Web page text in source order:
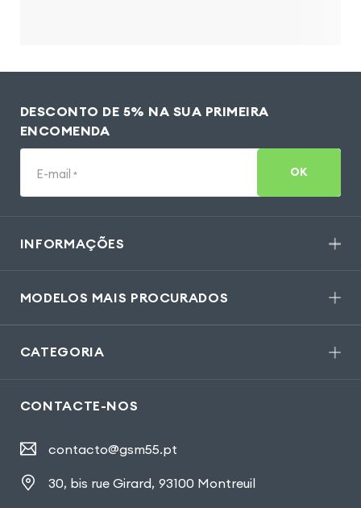
DESCONTO DE 5% NA SUA PRIMEIRA
ENCOMENDA
E-mail * OK
INFORMAÇÕES
MODELOS MAIS PROCURADOS
CATEGORIA
CONTACTE-NOS
contacto@gsm55.pt
30, bis rue Girard, 93100 Montreuil